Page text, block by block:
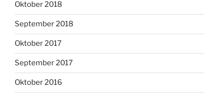
Oktober 2018
September 2018
Oktober 2017
September 2017
Oktober 2016